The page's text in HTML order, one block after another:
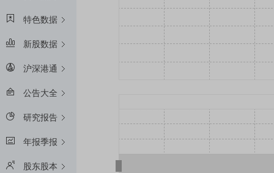
特色数据
新股数据
沪深港通
公告大全
研究报告
年报季报
股东股本